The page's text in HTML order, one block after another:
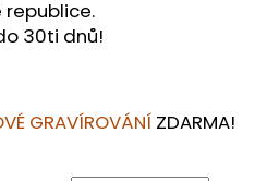
republice.
30ti dnů!
GRAVÍROVÁNÍ ZDARMA!